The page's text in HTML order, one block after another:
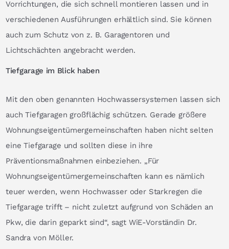
Vorrichtungen, die sich schnell montieren lassen und in
verschiedenen Ausführungen erhältlich sind. Sie können
auch zum Schutz von z. B. Garagentoren und
Lichtschächten angebracht werden.
Tiefgarage im Blick haben
Mit den oben genannten Hochwassersystemen lassen sich
auch Tiefgaragen großflächig schützen. Gerade größere
Wohnungseigentümergemeinschaften haben nicht selten
eine Tiefgarage und sollten diese in ihre
Präventionsmaßnahmen einbeziehen. „Für
Wohnungseigentümergemeinschaften kann es nämlich
teuer werden, wenn Hochwasser oder Starkregen die
Tiefgarage trifft – nicht zuletzt aufgrund von Schäden an
Pkw, die darin geparkt sind“, sagt WiE-Vorständin Dr.
Sandra von Möller.